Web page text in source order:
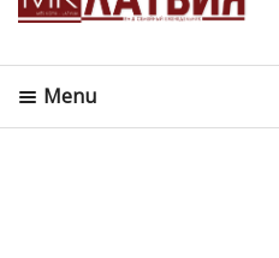
Menu